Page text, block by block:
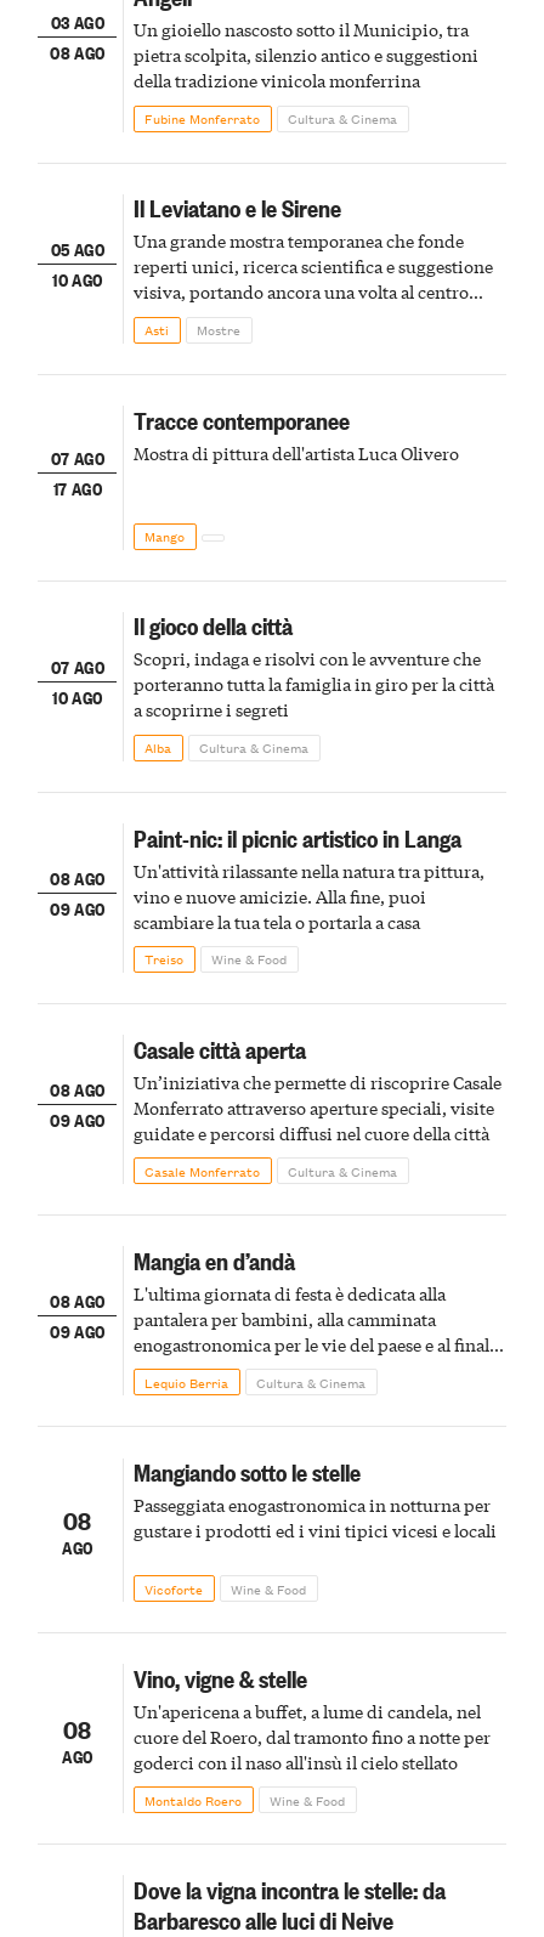
03 AGO
08 AGO
Un gioiello nascosto sotto il Municipio, tra
pietra scolpita, silenzio antico e suggestioni
della tradizione vinicola monferrina
Fubine Monferrato Cultura & Cinema
05 AGO
10 AGO
Il Leviatano e le Sirene
Una grande mostra temporanea che fonde
reperti unici, ricerca scientifica e suggestione
visiva, portando ancora una volta al centro
della scena le meraviglie del passato astigiano
Asti Mostre
07 AGO
17 AGO
Tracce contemporanee
Mostra di pittura dell'artista Luca Olivero
Mango
07 AGO
10 AGO
Il gioco della città
Scopri, indaga e risolvi con le avventure che
porteranno tutta la famiglia in giro per la città
a scoprirne i segreti
Alba Cultura & Cinema
08 AGO
09 AGO
Paint-nic: il picnic artistico in Langa
Un'attività rilassante nella natura tra pittura,
vino e nuove amicizie. Alla fine, puoi
scambiare la tua tela o portarla a casa
Treiso Wine & Food
08 AGO
09 AGO
Casale città aperta
Un’iniziativa che permette di riscoprire Casale
Monferrato attraverso aperture speciali, visite
guidate e percorsi diffusi nel cuore della città
Casale Monferrato Cultura & Cinema
08 AGO
09 AGO
Mangia en d’andà
L'ultima giornata di festa è dedicata alla
pantalera per bambini, alla camminata
enogastronomica per le vie del paese e al finale
pirotecnico
Lequio Berria Cultura & Cinema
08
AGO
Mangiando sotto le stelle
Passeggiata enogastronomica in notturna per
gustare i prodotti ed i vini tipici vicesi e locali
Vicoforte Wine & Food
08
AGO
Vino, vigne & stelle
Un'apericena a buffet, a lume di candela, nel
cuore del Roero, dal tramonto fino a notte per
goderci con il naso all'insù il cielo stellato
Montaldo Roero Wine & Food
Dove la vigna incontra le stelle: da
Barbaresco alle luci di Neive